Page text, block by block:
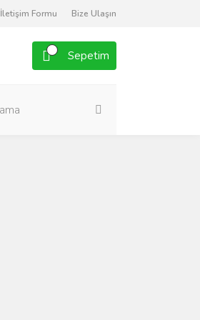
İletişim Formu Bize Ulaşın
Sepetim